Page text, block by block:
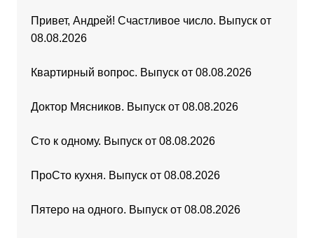
Привет, Андрей! Счастливое число. Выпуск от
08.08.2026
Квартирный вопрос. Выпуск от 08.08.2026
Доктор Мясников. Выпуск от 08.08.2026
Сто к одному. Выпуск от 08.08.2026
ПроСто кухня. Выпуск от 08.08.2026
Пятеро на одного. Выпуск от 08.08.2026